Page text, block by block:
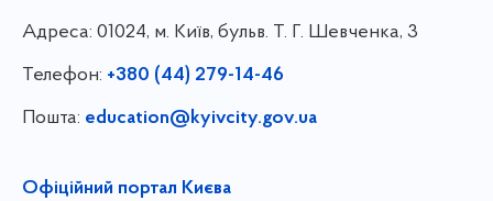
Адреса: 01024, м. Київ, бульв. Т. Г. Шевченка, 3
Телефон: +380 (44) 279-14-46
Пошта: education@kyivcity.gov.ua
Офіційний портал Києва